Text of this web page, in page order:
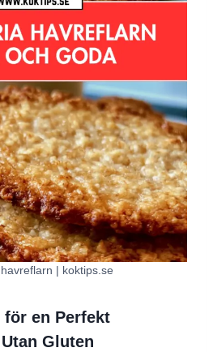
| koktips.se
för en Perfekt
Gluten